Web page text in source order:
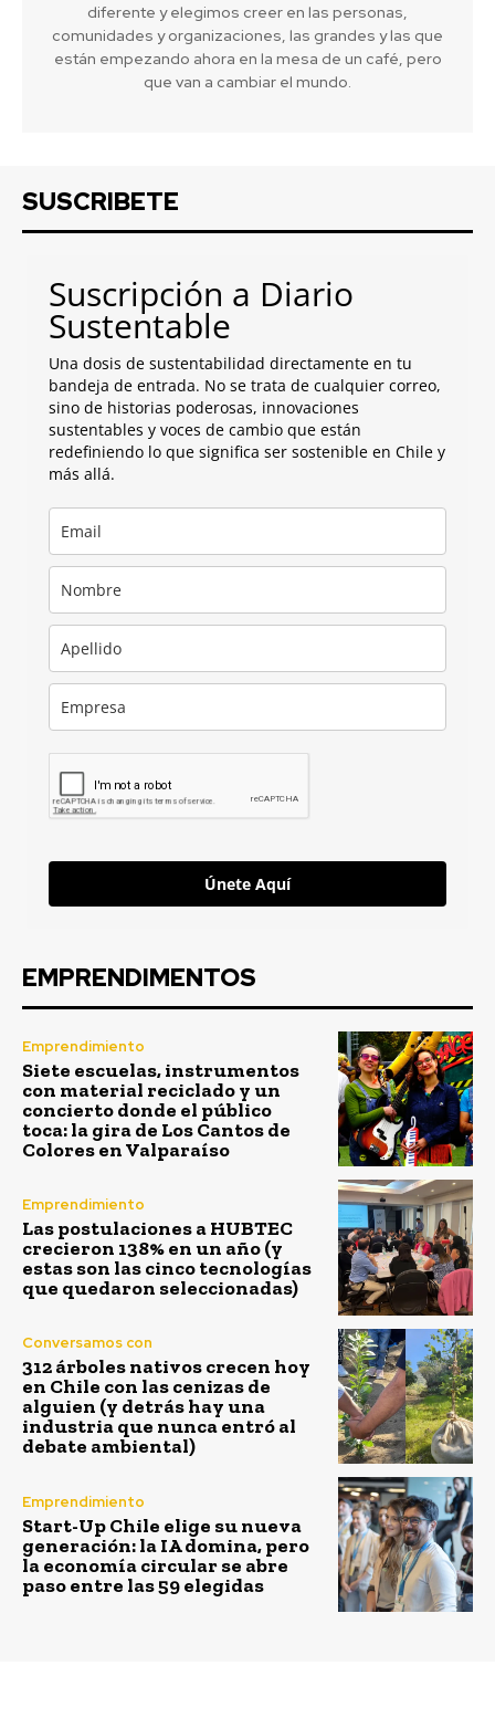
diferente y elegimos creer en las personas,
comunidades y organizaciones, las grandes y las que
están empezando ahora en la mesa de un café, pero
que van a cambiar el mundo.
SUSCRIBETE
Suscripción a Diario
Sustentable
Una dosis de sustentabilidad directamente en tu
bandeja de entrada. No se trata de cualquier correo,
sino de historias poderosas, innovaciones
sustentables y voces de cambio que están
redefiniendo lo que significa ser sostenible en Chile y
más allá.
Únete Aquí
EMPRENDIMENTOS
Emprendimiento
Siete escuelas, instrumentos
con material reciclado y un
concierto donde el público
toca: la gira de Los Cantos de
Colores en Valparaíso
Emprendimiento
Las postulaciones a HUBTEC
crecieron 138% en un año (y
estas son las cinco tecnologías
que quedaron seleccionadas)
Conversamos con
312 árboles nativos crecen hoy
en Chile con las cenizas de
alguien (y detrás hay una
industria que nunca entró al
debate ambiental)
Emprendimiento
Start-Up Chile elige su nueva
generación: la IA domina, pero
la economía circular se abre
paso entre las 59 elegidas